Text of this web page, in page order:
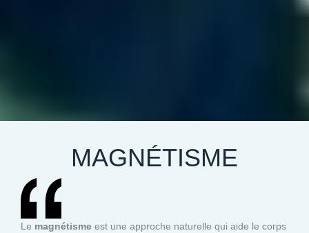
MAGNÉTISME
Le magnétisme est une approche naturelle qui aide le corps